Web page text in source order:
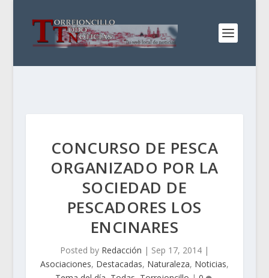
CONCURSO DE PESCA
ORGANIZADO POR LA
SOCIEDAD DE
PESCADORES LOS
ENCINARES
Posted by Redacción | Sep 17, 2014|
Asociaciones, Destacadas, Naturaleza, Noticias,